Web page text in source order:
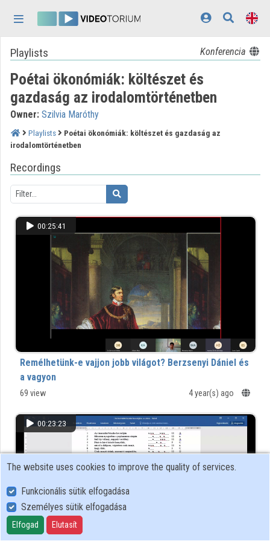
Home
Log In
Discovery
Categories
Appearance: light
Playlists Konferencia
Poétai ökonómiák: költészet és
gazdaság az irodalomtörténetben
Owner: Szilvia Maróthy
Playlists
Poétai ökonómiák: költészet és gazdaság az
irodalomtörténetben
Recordings
00:25:41
Remélhetünk-e vajjon jobb világot? Berzsenyi Dániel és
a vagyon
69 view 4 year(s) ago
00:23:23
The website uses cookies to improve the quality of services.
Funkcionális sütik elfogadása
Személyes sütik elfogadása
Elfogad Elutasít